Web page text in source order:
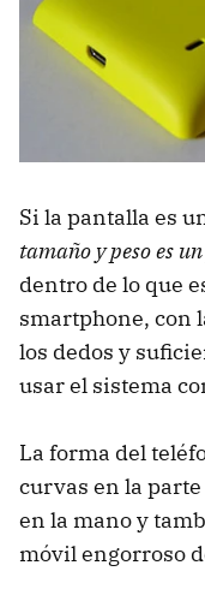
Si la pantalla es
tamaño y peso es
dentro de lo que
smartphone, con
los dedos y
usar el sistema
La forma del
curvas en la
en la mano y
móvil engorroso